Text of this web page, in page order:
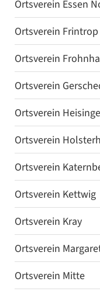
Ortsverein Essen
Ortsverein Frintrop
Ortsverein
Ortsverein
Ortsverein
Ortsverein
Ortsverein
Ortsverein Kettwig
Ortsverein Kray
Ortsverein
Ortsverein Mitte